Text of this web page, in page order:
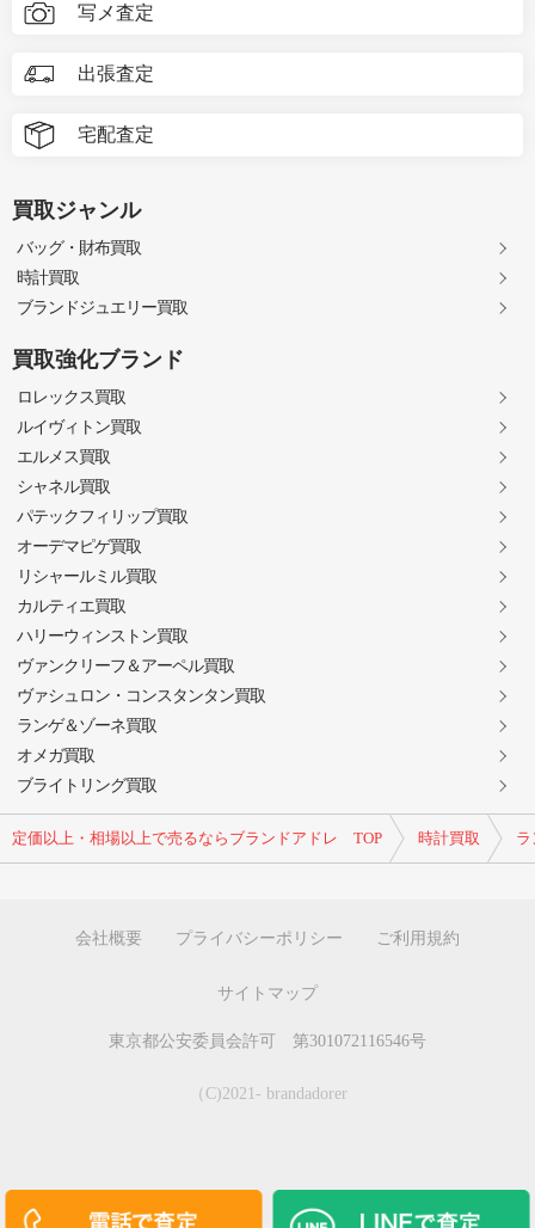
定価以上・相場以上で売るならブランドアドレ TOP 時計買取
写メ査定
出張査定
宅配査定
買取ジャンル
バッグ・財布買取
時計買取
ブランドジュエリー買取
買取強化ブランド
ロレックス買取
ルイヴィトン買取
エルメス買取
シャネル買取
パテックフィリップ買取
オーデマピゲ買取
リシャールミル買取
カルティエ買取
ハリーウィンストン買取
ヴァンクリーフ＆アーペル買取
ヴァシュロン・コンスタンタン買取
ランゲ＆ゾーネ買取
オメガ買取
ブライトリング買取
会社概要 プライバシーポリシー ご利用規約
サイトマップ
東京都公安委員会許可 第301072116546号
（C)2021- brandadorer